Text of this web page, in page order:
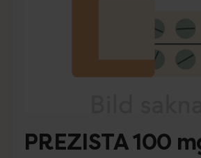
PREZISTA 100